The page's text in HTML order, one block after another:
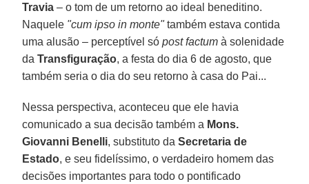
Travia – o tom de um retorno ao ideal beneditino.
Naquele "cum ipso in monte"também estava contida
uma alusão – perceptível sópost factum à solenidade
daTransfiguração, a festa do dia 6 de agosto, que
também seria o dia do seu retorno à casa do Pai...
Nessa perspectiva, aconteceu que ele havia
comunicado a sua decisão também a Mons.
Giovanni Benelli, substituto daSecretaria de
Estado, e seu fidelíssimo, o verdadeiro homem das
decisões importantes para todo o pontificado